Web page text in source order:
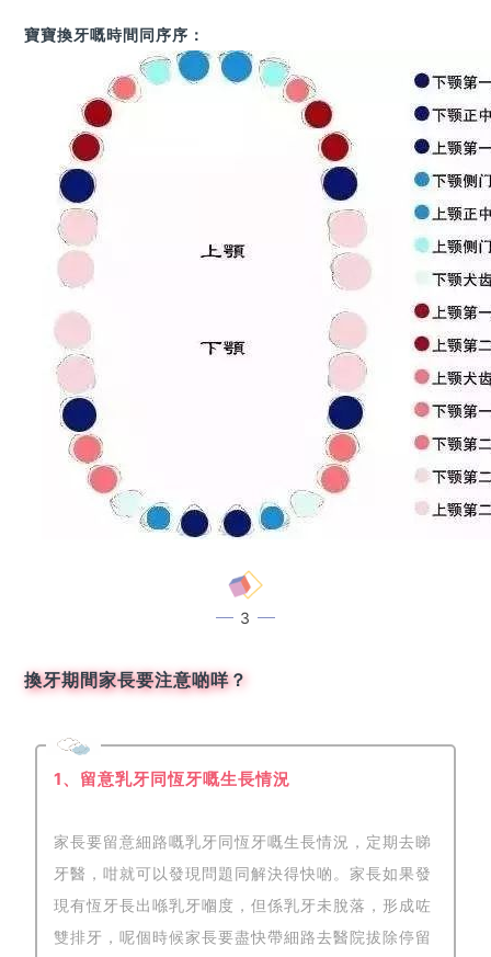
寶寶換牙嘅時間同序序：
3
換牙期間家長要注意啲咩？
1、留意乳牙同恆牙嘅生長情況
家長要留意細路嘅乳牙同恆牙嘅生長情況，定期去睇
牙醫，咁就可以發現問題同解決得快啲。家長如果發
現有恆牙長出喺乳牙嗰度，但係乳牙未脫落，形成咗
雙排牙，呢個時候家長要盡快帶細路去醫院拔除停留